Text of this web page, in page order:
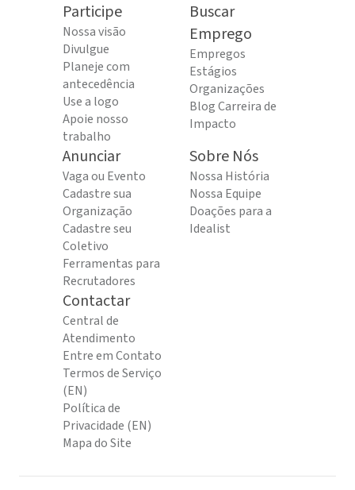
Participe
Nossa visão
Divulgue
Planeje com
antecedência
Use a logo
Apoie nosso
trabalho
Buscar
Emprego
Empregos
Estágios
Organizações
Blog Carreira de
Impacto
Anunciar
Vaga ou Evento
Cadastre sua
Organização
Cadastre seu
Coletivo
Ferramentas para
Recrutadores
Sobre Nós
Nossa História
Nossa Equipe
Doações para a
Idealist
Contactar
Central de
Atendimento
Entre em Contato
Termos de Serviço
(EN)
Política de
Privacidade (EN)
Mapa do Site